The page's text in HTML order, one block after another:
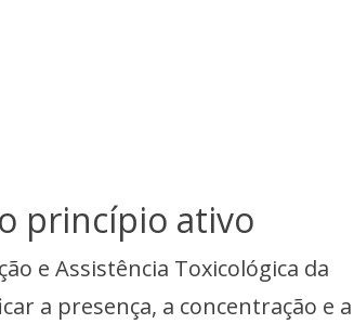
princípio ativo
e Assistência Toxicológica da
a presença, a concentração e a